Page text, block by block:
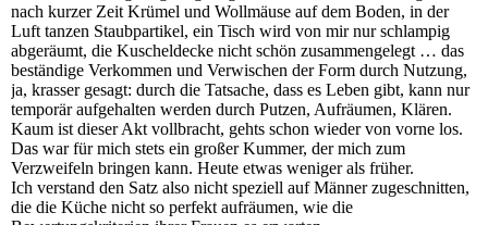
nach kurzer Zeit Krümel und Wollmäuse auf dem Boden, in der
Luft tanzen Staubpartikel, ein Tisch wird von mir nur schlampig
abgeräumt, die Kuscheldecke nicht schön zusammengelegt … das
beständige Verkommen und Verwischen der Form durch Nutzung,
ja, krasser gesagt: durch die Tatsache, dass es Leben gibt, kann nur
temporär aufgehalten werden durch Putzen, Aufräumen, Klären.
Kaum ist dieser Akt vollbracht, gehts schon wieder von vorne los.
Das war für mich stets ein großer Kummer, der mich zum
Verzweifeln bringen kann. Heute etwas weniger als früher.
Ich verstand den Satz also nicht speziell auf Männer zugeschnitten,
die die Küche nicht so perfekt aufräumen, wie die